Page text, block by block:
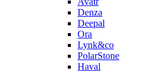
Denza
Deepal
Ora
Lynk&co
PolarStone
Haval